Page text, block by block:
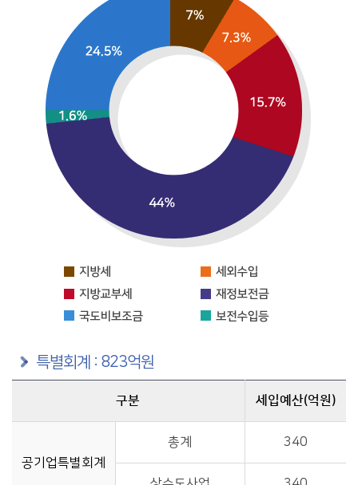
특별회계 : 823억원
구분 세입예산(억원)
공기업특별회계
총계 340